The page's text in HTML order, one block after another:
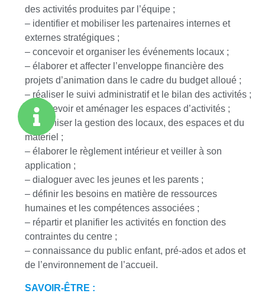
des activités produites par l’équipe ;
– identifier et mobiliser les partenaires internes et
externes stratégiques ;
– concevoir et organiser les événements locaux ;
– élaborer et affecter l’enveloppe financière des
projets d’animation dans le cadre du budget alloué ;
– réaliser le suivi administratif et le bilan des activités ;
– concevoir et aménager les espaces d’activités ;
– organiser la gestion des locaux, des espaces et du
matériel ;
– élaborer le règlement intérieur et veiller à son
application ;
– dialoguer avec les jeunes et les parents ;
– définir les besoins en matière de ressources
humaines et les compétences associées ;
– répartir et planifier les activités en fonction des
contraintes du centre ;
– connaissance du public enfant, pré-ados et ados et
de l’environnement de l’accueil.
SAVOIR-ÊTRE :